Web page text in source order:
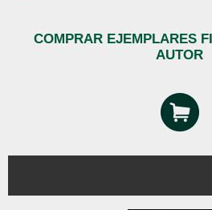
COMPRAR EJEMPLARES
AUTOR